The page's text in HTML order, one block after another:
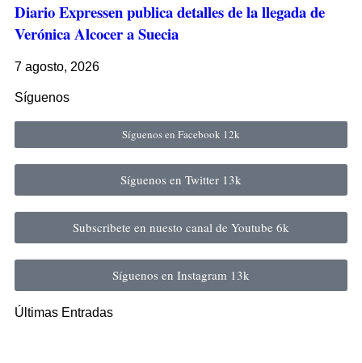
Diario Expressen publica detalles de la llegada de
Verónica Alcocer a Suecia
7 agosto, 2026
Síguenos
Síguenos en Facebook 12k
Síguenos en Twitter 13k
Subscribete en nuesto canal de Youtube 6k
Síguenos en Instagram 13k
Últimas Entradas